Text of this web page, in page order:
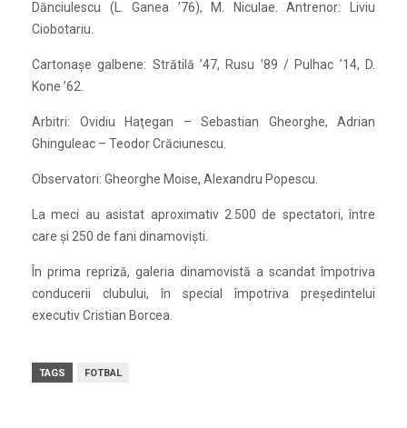
Dănciulescu (L. Ganea ’76), M. Niculae. Antrenor: Liviu
Ciobotariu.
Cartonaşe galbene: Strătilă ’47, Rusu ’89 / Pulhac ’14, D.
Kone ’62.
Arbitri: Ovidiu Haţegan – Sebastian Gheorghe, Adrian
Ghinguleac – Teodor Crăciunescu.
Observatori: Gheorghe Moise, Alexandru Popescu.
La meci au asistat aproximativ 2.500 de spectatori, între
care şi 250 de fani dinamovişti.
În prima repriză, galeria dinamovistă a scandat împotriva
conducerii clubului, în special împotriva preşedintelui
executiv Cristian Borcea.
TAGS FOTBAL